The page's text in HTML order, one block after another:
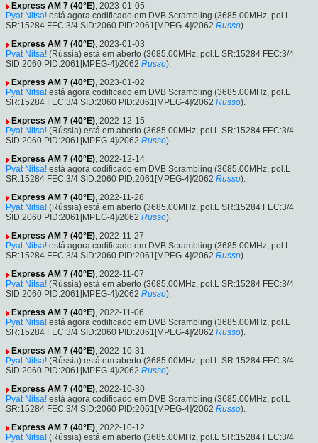
Express AM 7 (40°E), 2023-01-05
Pyat Nitsa! está agora codificado em DVB Scrambling (3685.00MHz, pol.L
SR:15284 FEC:3/4 SID:2060 PID:2061[MPEG-4]/2062 Russo).
Express AM 7 (40°E), 2023-01-03
Pyat Nitsa! (Rússia) está em aberto (3685.00MHz, pol.L SR:15284 FEC:3/4
SID:2060 PID:2061[MPEG-4]/2062 Russo).
Express AM 7 (40°E), 2023-01-02
Pyat Nitsa! está agora codificado em DVB Scrambling (3685.00MHz, pol.L
SR:15284 FEC:3/4 SID:2060 PID:2061[MPEG-4]/2062 Russo).
Express AM 7 (40°E), 2022-12-15
Pyat Nitsa! (Rússia) está em aberto (3685.00MHz, pol.L SR:15284 FEC:3/4
SID:2060 PID:2061[MPEG-4]/2062 Russo).
Express AM 7 (40°E), 2022-12-14
Pyat Nitsa! está agora codificado em DVB Scrambling (3685.00MHz, pol.L
SR:15284 FEC:3/4 SID:2060 PID:2061[MPEG-4]/2062 Russo).
Express AM 7 (40°E), 2022-11-28
Pyat Nitsa! (Rússia) está em aberto (3685.00MHz, pol.L SR:15284 FEC:3/4
SID:2060 PID:2061[MPEG-4]/2062 Russo).
Express AM 7 (40°E), 2022-11-27
Pyat Nitsa! está agora codificado em DVB Scrambling (3685.00MHz, pol.L
SR:15284 FEC:3/4 SID:2060 PID:2061[MPEG-4]/2062 Russo).
Express AM 7 (40°E), 2022-11-07
Pyat Nitsa! (Rússia) está em aberto (3685.00MHz, pol.L SR:15284 FEC:3/4
SID:2060 PID:2061[MPEG-4]/2062 Russo).
Express AM 7 (40°E), 2022-11-06
Pyat Nitsa! está agora codificado em DVB Scrambling (3685.00MHz, pol.L
SR:15284 FEC:3/4 SID:2060 PID:2061[MPEG-4]/2062 Russo).
Express AM 7 (40°E), 2022-10-31
Pyat Nitsa! (Rússia) está em aberto (3685.00MHz, pol.L SR:15284 FEC:3/4
SID:2060 PID:2061[MPEG-4]/2062 Russo).
Express AM 7 (40°E), 2022-10-30
Pyat Nitsa! está agora codificado em DVB Scrambling (3685.00MHz, pol.L
SR:15284 FEC:3/4 SID:2060 PID:2061[MPEG-4]/2062 Russo).
Express AM 7 (40°E), 2022-10-12
Pyat Nitsa! (Rússia) está em aberto (3685.00MHz, pol.L SR:15284 FEC:3/4